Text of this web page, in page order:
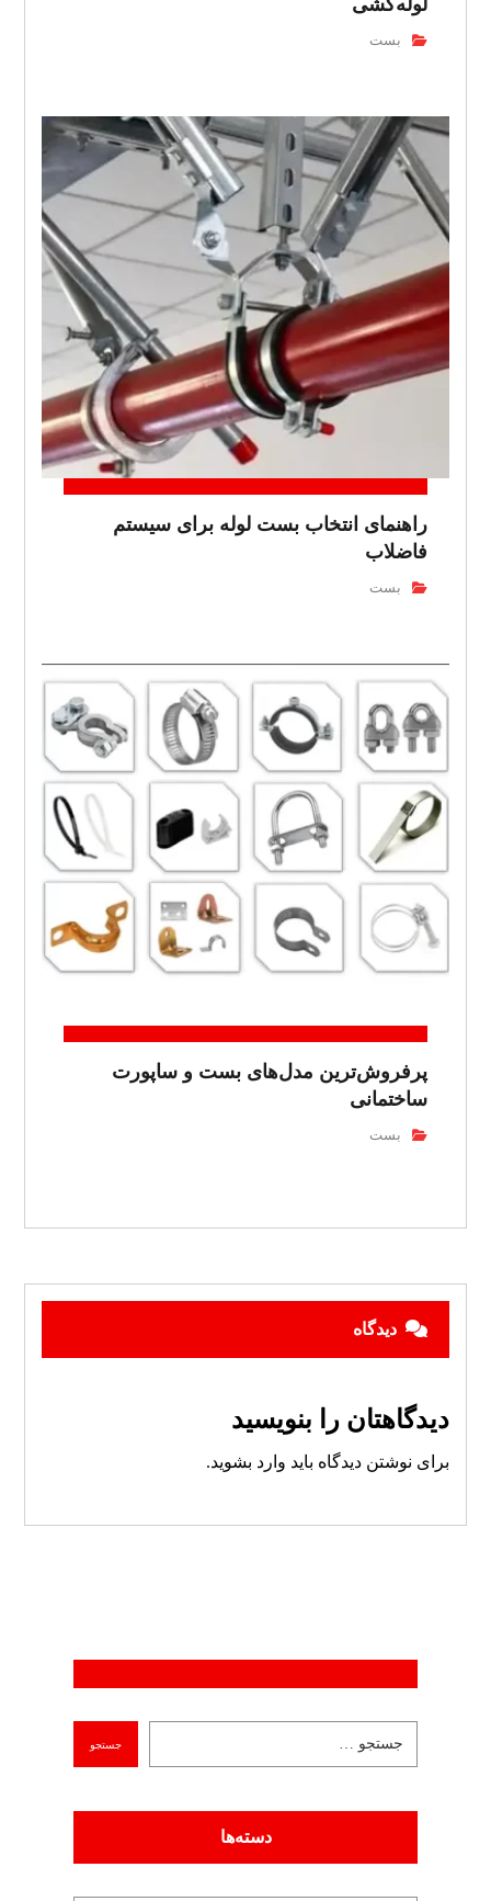
لوله‌کشی
بست
راهنمای انتخاب بست لوله برای سیستم
فاضلاب
بست
پرفروش‌ترین مدل‌های بست و ساپورت
ساختمانی
بست
دیدگاه
دیدگاهتان را بنویسید
برای نوشتن دیدگاه باید وارد بشوید.
دسته‌ها